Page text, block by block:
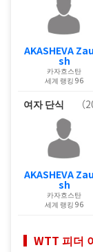
AKASHEVA
sh
카자흐스탄
세계 랭킹 96
여자 단식
AKASHEVA
sh
카자흐스탄
세계 랭킹 96
WTT 피더